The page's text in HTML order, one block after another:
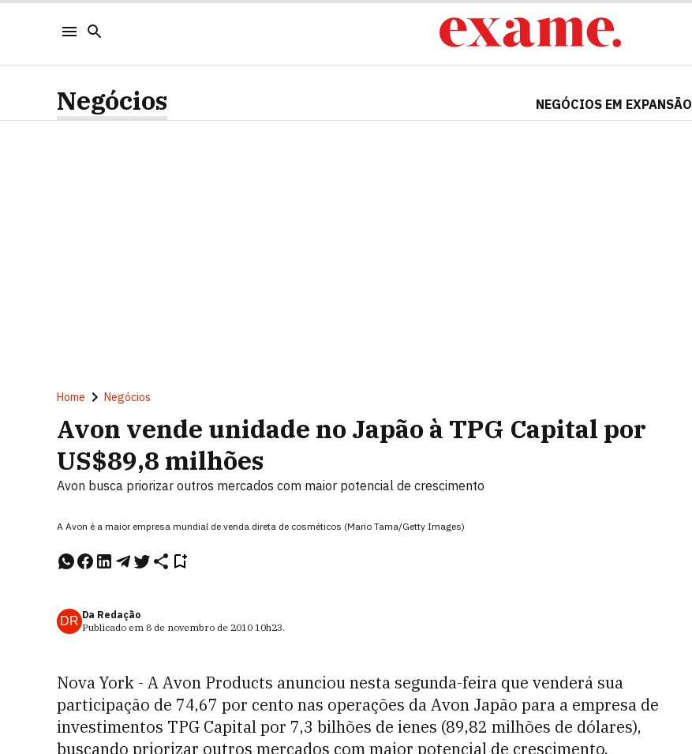
Negócios NEGÓCIOS EM EXPANSÃO
Home Negócios
Avon vende unidade no Japão à TPG Capital por
US$89,8 milhões
Avon busca priorizar outros mercados com maior potencial de crescimento
A Avon é a maior empresa mundial de venda direta de cosméticos (Mario Tama/Getty Images)
DR Da Redação
Publicado em 8 de novembro de 2010 10h23.
Nova York - A Avon Products anunciou nesta segunda-feira que venderá sua
participação de 74,67 por cento nas operações da Avon Japão para a empresa de
investimentos TPG Capital por 7,3 bilhões de ienes (89,82 milhões de dólares),
buscando priorizar outros mercados com maior potencial de crescimento.